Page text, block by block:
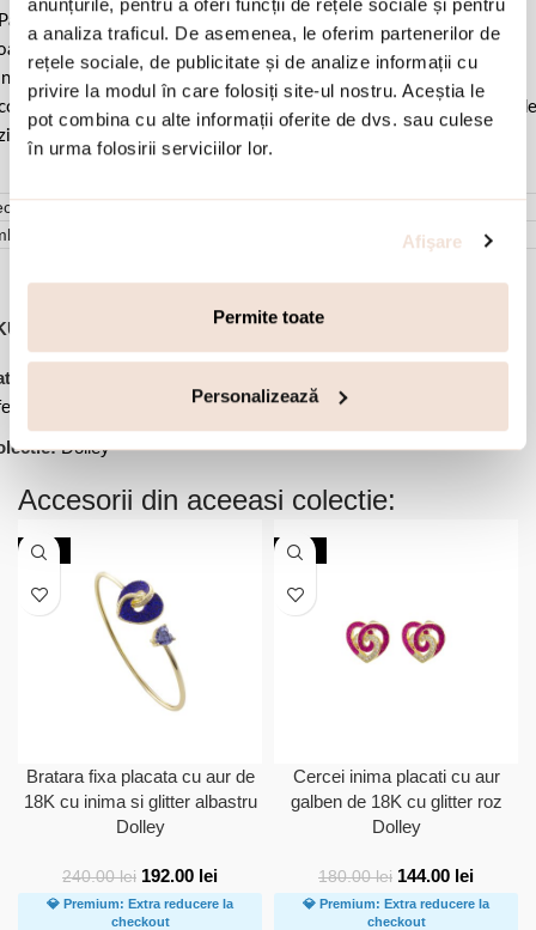
anunțurile, pentru a oferi funcții de rețele sociale și pentru
a analiza traficul. De asemenea, le oferim partenerilor de
rețele sociale, de publicitate și de analize informații cu
privire la modul în care folosiți site-ul nostru. Aceștia le
pot combina cu alte informații oferite de dvs. sau culese
în urma folosirii serviciilor lor.
Afişare
Permite toate
Personalizează
bijuteria in ambalajul original sau intr-un saculet de catifea
pentru a evita frecarea sau lovirea de alte materiale. Evitati
cu apa si produsele cosmetice. Dupa fiecare purtare este
sa o lustruiti cu o laveta curata pentru a evita depunerea de
(0)
lunii
Dolley
Accesorii din aceeasi colectie:
-20%
Bratara fixa placata cu aur de
18K cu inima si glitter albastru
Dolley
240.00lei 192.00 lei
💎 Premium: Extra reducere la
checkout
-20%
Cercei inima placati cu aur
galben de 18K cu glitter roz
Dolley
180.00lei 144.00 lei
💎 Premium: Extra reducere la
checkout